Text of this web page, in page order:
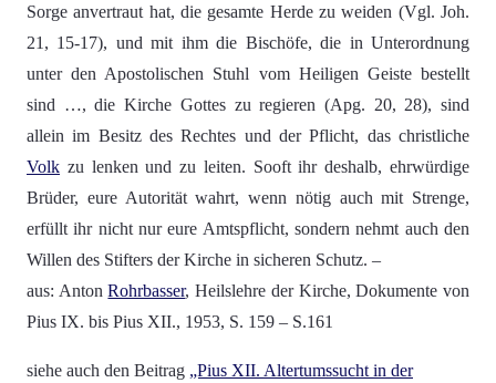
Sorge anvertraut hat, die gesamte Herde zu weiden (Vgl. Joh.
21, 15-17), und mit ihm die Bischöfe, die in Unterordnung
unter den Apostolischen Stuhl vom Heiligen Geiste bestellt
sind …, die Kirche Gottes zu regieren (Apg. 20, 28), sind
allein im Besitz des Rechtes und der Pflicht, das christliche
Volk zu lenken und zu leiten. Sooft ihr deshalb, ehrwürdige
Brüder, eure Autorität wahrt, wenn nötig auch mit Strenge,
erfüllt ihr nicht nur eure Amtspflicht, sondern nehmt auch den
Willen des Stifters der Kirche in sicheren Schutz. –
aus: AntonRohrbasser, Heilslehre der Kirche, Dokumente von
Pius IX. bis Pius XII., 1953, S. 159 – S.161
siehe auch den Beitrag „Pius XII. Altertumssucht in der